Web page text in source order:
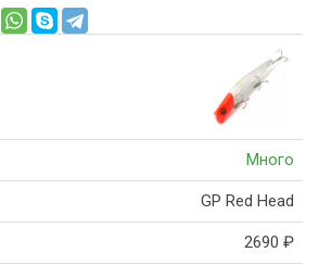
Много
GP Red Head
2690 ₽